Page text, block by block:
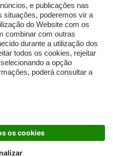
Melhores Perfumes
Femininos
TOP 10: Perfumes
Masculinos
Pestanas Postiças
Creme Rosto Homem
Embalagens Sustentáveis